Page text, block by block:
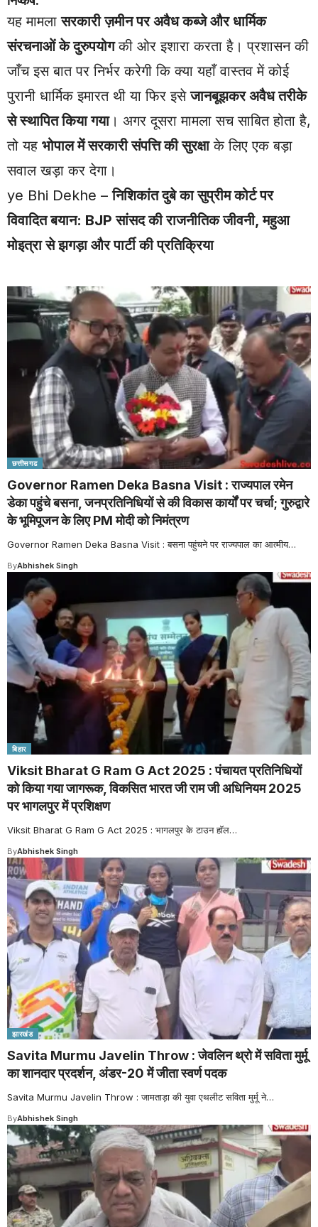
यह मामलासरकारी ज़मीन पर अवैध कब्जे और धार्मिक
संरचनाओं के दुरुपयोगकी ओर इशारा करता है। प्रशासन की
जाँच इस बात पर निर्भर करेगी कि क्या यहाँ वास्तव में कोई
पुरानी धार्मिक इमारत थी या फिर इसेजानबूझकर अवैध तरीके
से स्थापित किया गया। अगर दूसरा मामला सच साबित होता है,
तो यह भोपाल में सरकारी संपत्ति की सुरक्षाके लिए एक बड़ा
सवाल खड़ा कर देगा।
ye Bhi Dekhe –निशिकांत दुबे का सुप्रीम कोर्ट पर
विवादित बयान: BJP सांसद की राजनीतिक जीवनी, महुआ
मोइत्रा से झगड़ा और पार्टी की प्रतिक्रिया
छत्तीसगढ
Governor Ramen Deka Basna Visit : राज्यपाल रमेन
डेका पहुंचे बसना, जनप्रतिनिधियों से की विकास कार्यों पर चर्चा; गुरुद्वारे
के भूमिपूजन के लिए PM मोदी को निमंत्रण
Governor Ramen Deka Basna Visit : बसना पहुंचने पर राज्यपाल का आत्मीय…
ByAbhishek Singh
बिहार
Viksit Bharat G Ram G Act 2025 : पंचायत प्रतिनिधियों
को किया गया जागरूक, विकसित भारत जी राम जी अधिनियम 2025
पर भागलपुर में प्रशिक्षण
Viksit Bharat G Ram G Act 2025 : भागलपुर के टाउन हॉल…
ByAbhishek Singh
झारखंड
Savita Murmu Javelin Throw : जेवलिन थ्रो में सविता मुर्मू
का शानदार प्रदर्शन, अंडर-20 में जीता स्वर्ण पदक
Savita Murmu Javelin Throw : जामताड़ा की युवा एथलीट सविता मुर्मू ने…
ByAbhishek Singh